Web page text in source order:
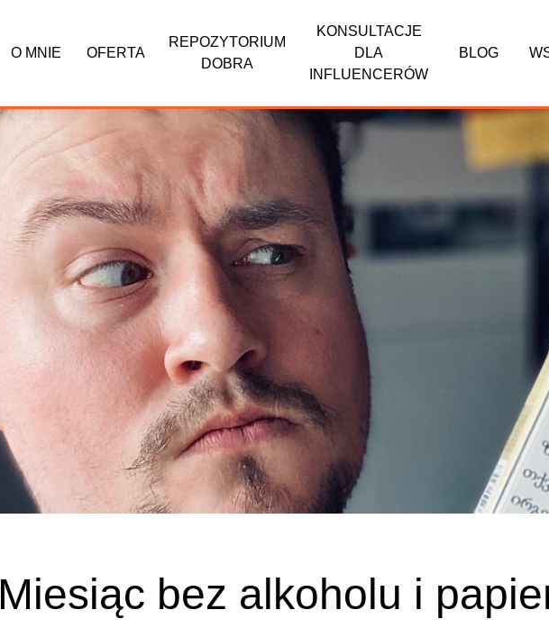
O MNIE OFERTA
REPOZYTORIUM
DOBRA
KONSULTACJE
DLA
INFLUENCERÓW
BLOG
Miesiąc bez alkoholu i